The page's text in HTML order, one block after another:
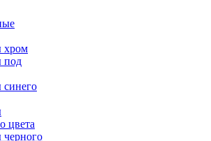
хром
под
цвета